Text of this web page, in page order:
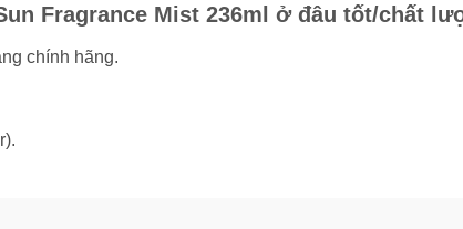
Fragrance Mist 236ml ở đâu tốt/chất
chính hãng.